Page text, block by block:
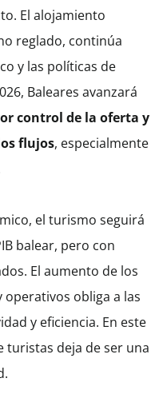
El alojamiento
reglado, continúa
y las políticas de
Baleares avanzará
control de la oferta y
flujos, especialmente
el turismo seguirá
balear, pero con
El aumento de los
operativos obliga a las
y eficiencia. En este
turistas deja de ser una